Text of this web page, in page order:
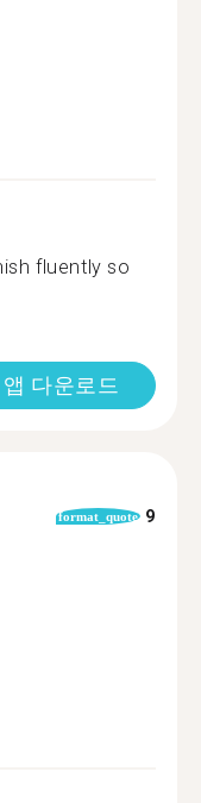
fluently so
앱 다운로드
format_quote 9